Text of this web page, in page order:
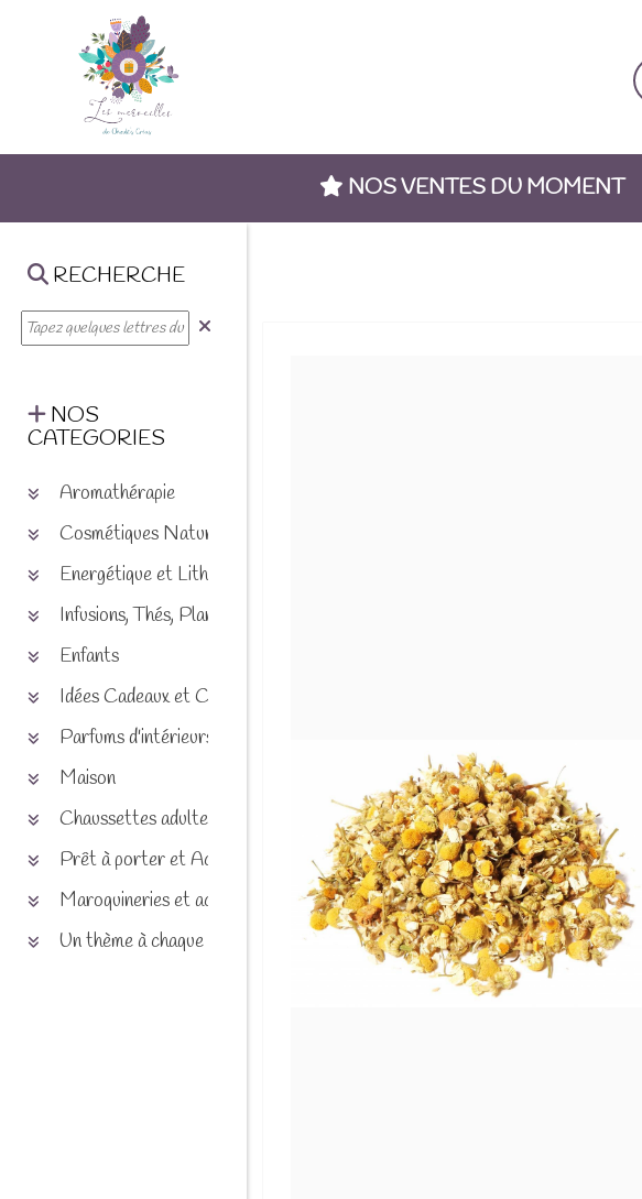
NOS VENTES DU MOMENT
RECHERCHE
NOS
CATEGORIES
Aromathérapie
Cosmétiques Naturels
Energétique et Lithothérapie
Infusions, Thés, Plantes et produits naturels
Enfants
Idées Cadeaux et Chèques
Parfums d'intérieurs
Maison
Chaussettes adultes et enfants
Prêt à porter et Accessoires
Maroquineries et accessoires
Un thème à chaque saison